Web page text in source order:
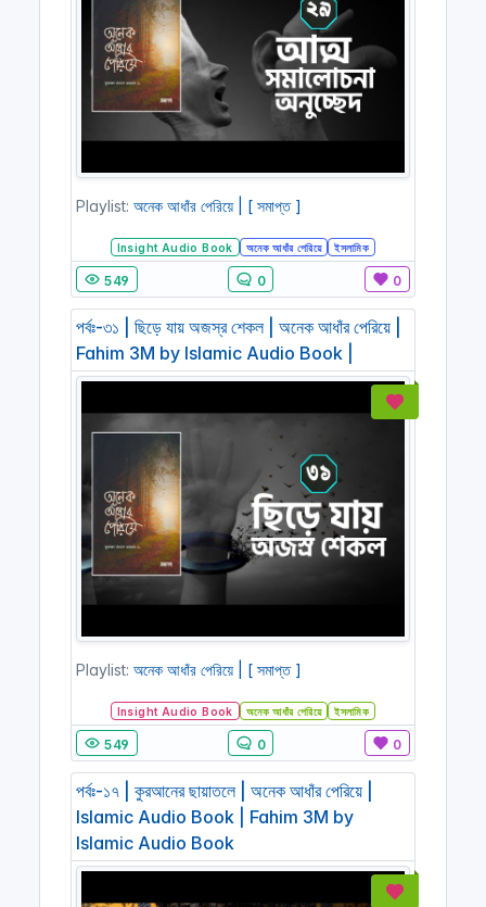
Playlist: অনেক আধাঁর পেরিয়ে | [ সমাপ্ত ]
Insight Audio Book অনেক আধাঁর পেরিয়ে ইসলামিক
549 0 0
পর্বঃ-৩১ | ছিড়ে যায় অজস্র শেকল | অনেক আধাঁর পেরিয়ে |
Fahim 3M by Islamic Audio Book |
Playlist: অনেক আধাঁর পেরিয়ে | [ সমাপ্ত ]
Insight Audio Book অনেক আধাঁর পেরিয়ে ইসলামিক
549 0 0
পর্বঃ-১৭ | কুরআনের ছায়াতলে | অনেক আধাঁর পেরিয়ে |
Islamic Audio Book | Fahim 3M by
Islamic Audio Book